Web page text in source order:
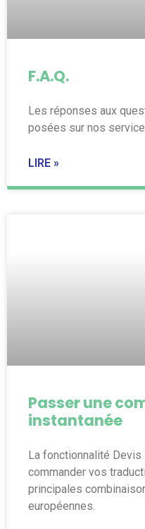
F.A.Q.
Les réponses aux
posées sur nos
LIRE »
Passer une
instantanée
La fonctionnalité
commander vos
principales
européennes.